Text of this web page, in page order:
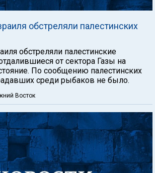
обстреляли палестинских
обстреляли палестинские
от сектора Газы на
По сообщению палестинских
среди рыбаков не было.
Восток